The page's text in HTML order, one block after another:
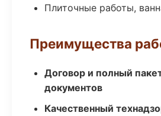
Плиточные работы,
Преимущества
Договор и полный
документов
Качественный